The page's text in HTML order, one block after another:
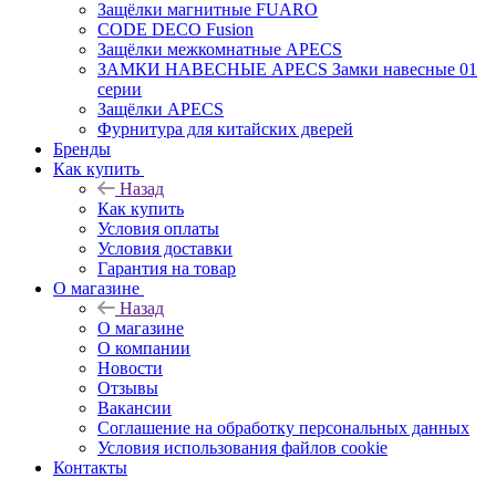
Защёлки магнитные FUARO
CODE DECO Fusion
Защёлки межкомнатные APECS
ЗАМКИ НАВЕСНЫЕ APECS Замки навесные 01
серии
Защёлки APECS
Фурнитура для китайских дверей
Бренды
Как купить
Назад
Как купить
Условия оплаты
Условия доставки
Гарантия на товар
О магазине
Назад
О магазине
О компании
Новости
Отзывы
Вакансии
Соглашение на обработку персональных данных
Условия использования файлов cookie
Контакты